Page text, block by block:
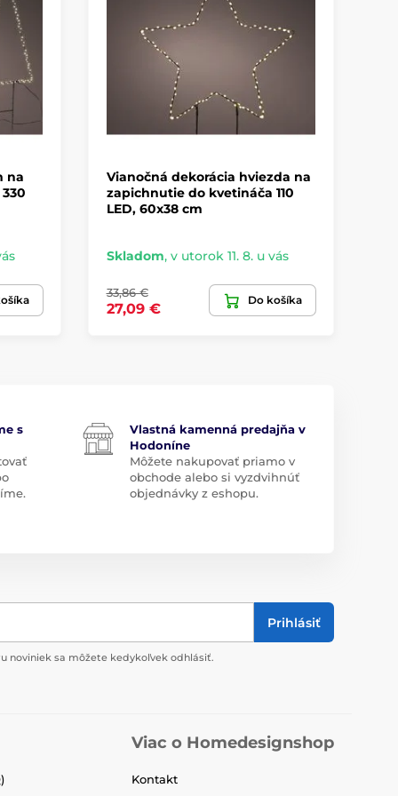
na
Vianočná dekorácia hviezda na
zapichnutie do kvetináča 110
LED, 60x38 cm
Skladom, v utorok 11. 8. u vás
33,86 €
27,09 €
Do košíka
s
Vlastná kamenná predajňa v
Hodoníne
Môžete nakupovať priamo v
obchode alebo si vyzdvihnúť
objednávky z eshopu.
Prihlásiť
noviniek sa môžete kedykoľvek odhlásiť.
Viac o Homedesignshop
Kontakt